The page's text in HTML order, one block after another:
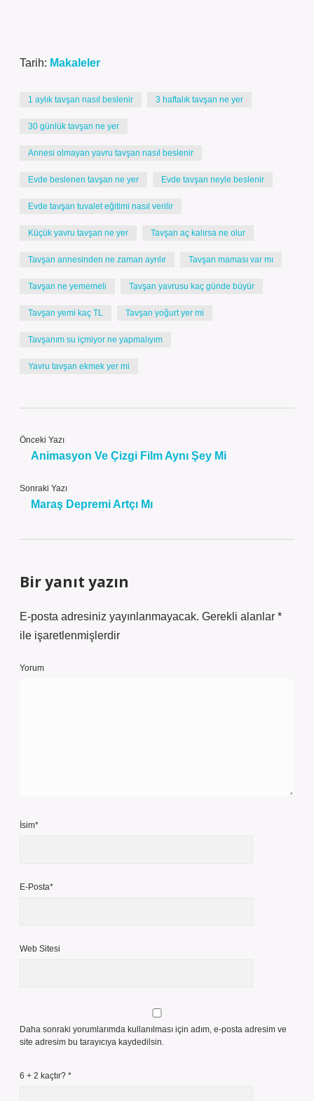
Tarih: Makaleler
1 aylık tavşan nasıl beslenir 3 haftalık tavşan ne yer
30 günlük tavşan ne yer
Annesi olmayan yavru tavşan nasıl beslenir
Evde beslenen tavşan ne yer Evde tavşan neyle beslenir
Evde tavşan tuvalet eğitimi nasıl verilir
Küçük yavru tavşan ne yer Tavşan aç kalırsa ne olur
Tavşan annesinden ne zaman ayrılır Tavşan maması var mı
Tavşan ne yememeli Tavşan yavrusu kaç günde büyür
Tavşan yemi kaç TL Tavşan yoğurt yer mi
Tavşanım su içmiyor ne yapmalıyım
Yavru tavşan ekmek yer mi
Önceki Yazı
Animasyon Ve Çizgi Film Aynı Şey Mi
Sonraki Yazı
Maraş Depremi Artçı Mı
Bir yanıt yazın
E-posta adresiniz yayınlanmayacak. Gerekli alanlar *
ile işaretlenmişlerdir
Yorum
İsim*
E-Posta*
Web Sitesi
Daha sonraki yorumlarımda kullanılması için adım, e-posta adresim ve
site adresim bu tarayıcıya kaydedilsin.
6 + 2 kaçtır? *